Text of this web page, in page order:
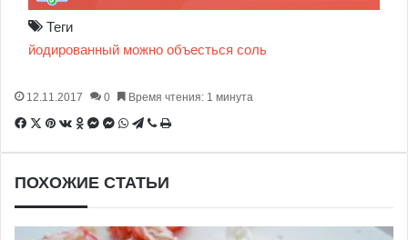
Теги
йодированный можно объесться соль
12.11.2017 0 Время чтения: 1 минута
Facebook
X Pinterest
Вконтакте
Одноклассники
Messenger
Messenger
WhatsApp
Telegram
ViberПечатать
ПОХОЖИЕ СТАТЬИ